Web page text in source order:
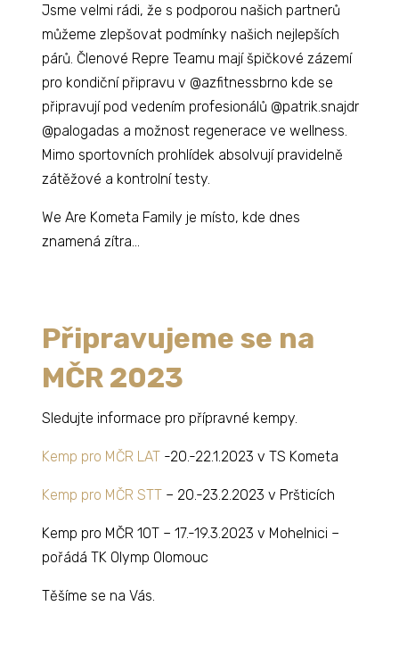
Jsme velmi rádi, že s podporou našich partnerů
můžeme zlepšovat podmínky našich nejlepších
párů. Členové Repre Teamu mají špičkové zázemí
pro kondiční připravu v @azfitnessbrno kde se
připravují pod vedením profesionálů @patrik.snajdr
@palogadas a možnost regenerace ve wellness.
Mimo sportovních prohlídek absolvují pravidelně
zátěžové a kontrolní testy.
We Are Kometa Family je místo, kde dnes
znamená zítra…
Připravujeme se na
MČR 2023
Sledujte informace pro přípravné kempy.
Kemp pro MČR LAT-20.-22.1.2023 v TS Kometa
Kemp pro MČR STT– 20.-23.2.2023 v Pršticích
Kemp pro MČR 10T – 17.-19.3.2023 v Mohelnici –
pořádá TK Olymp Olomouc
Těšíme se na Vás.